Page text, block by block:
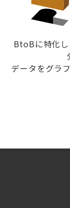
BtoBに特化
データをグラ